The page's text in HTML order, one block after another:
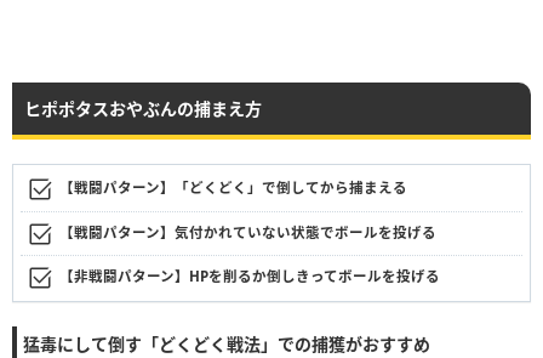
ヒポポタスおやぶんの捕まえ方
【戦闘パターン】「どくどく」で倒してから捕まえる
【戦闘パターン】気付かれていない状態でボールを投げる
【非戦闘パターン】HPを削るか倒しきってボールを投げる
猛毒にして倒す「どくどく戦法」での捕獲がおすすめ